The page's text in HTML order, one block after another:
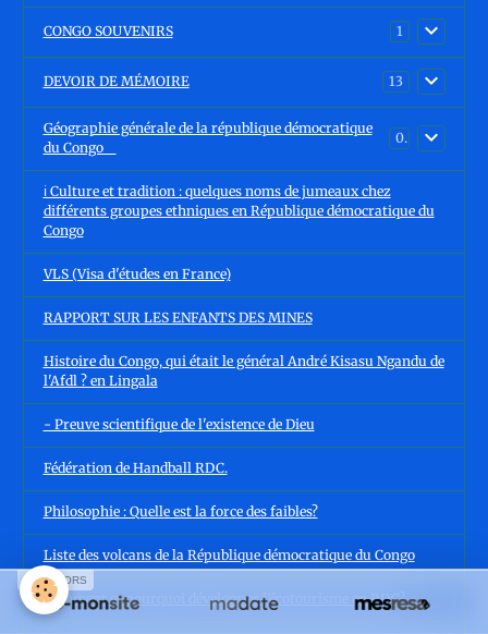
CONGO SOUVENIRS 1
DEVOIR DE MÉMOIRE 13
Géographie générale de la république démocratique
du Congo
0
ℹ️ Culture et tradition : quelques noms de jumeaux chez
différents groupes ethniques en République démocratique du
Congo
VLS (Visa d'études en France)
RAPPORT SUR LES ENFANTS DES MINES
Histoire du Congo, qui était le général André Kisasu Ngandu de
l'Afdl ? en Lingala
- Preuve scientifique de l'existence de Dieu
Fédération de Handball RDC.
Philosophie : Quelle est la force des faibles?
Liste des volcans de la République démocratique du Congo
Comment et pourquoi développer l’écotourisme en RDC?
SPONSORS